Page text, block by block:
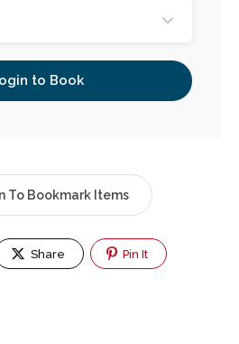
to Book
To Bookmark Items
Share Pin It